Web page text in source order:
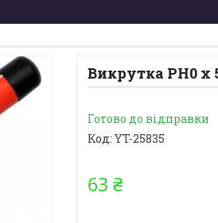
Викрутка PH0 х
Готово до відправки
Код: YT-25835
63 ₴